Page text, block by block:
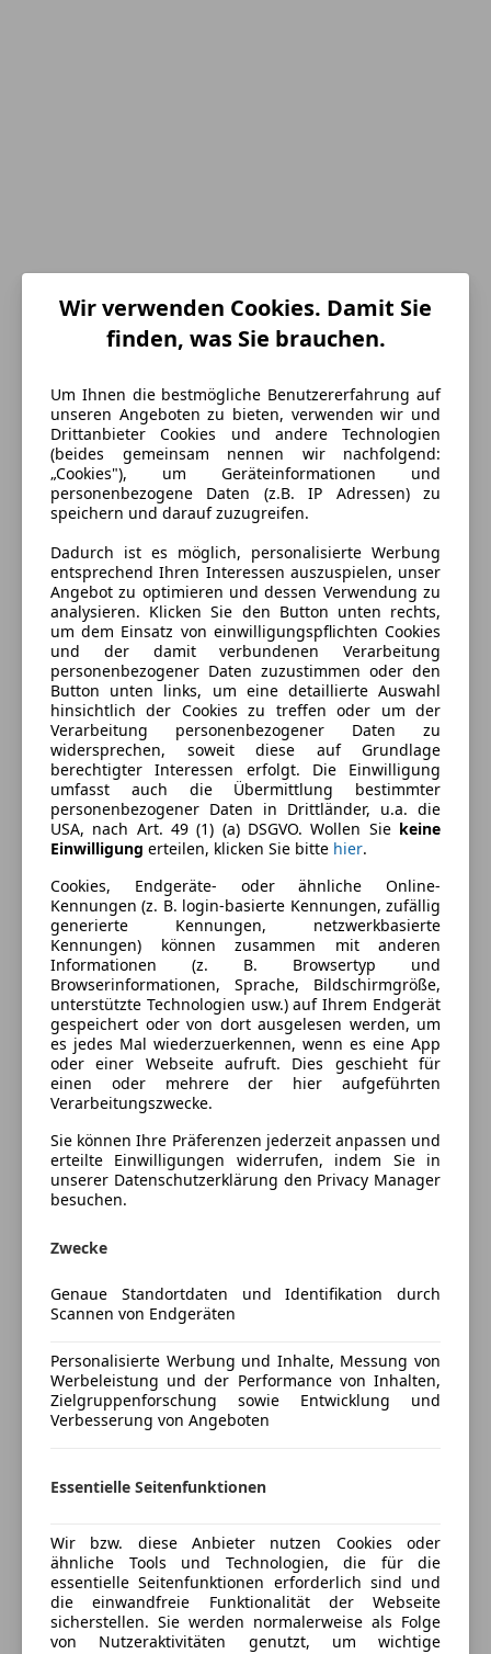
Energieverbrauch
Schadstoffklasse
Euro 6
Kraftstoff
Benzin
CO₂-Emissionen
237 g/km (komb.)
Komfort
4-Zonen-Klimaautomatik
Beheizbares Lenkrad
Einparkhilfe
Einparkhilfe Rückfahrkamera
Einparkhilfe selbstlenkendes System
Einparkhilfe Sensoren hinten
Einparkhilfe Sensoren vorne
Elektrische Heckklappe
Elektrische Sitze
Lederausstattung
Lederlenkrad
Lordosenstütze
Multifunktionslenkrad
Navigationssystem
Panoramadach
Schlüssellose Zentralverriegelung
Sitzbelüftung
Sitzheizung
Tempomat
Unterhaltung/Media
Bluetooth
DAB-Radio
MP3
Soundsystem
Volldigitales Kombiinstrument
Sicherheit
Abstandstempomat
Abstandswarner
Beifahrerairbag
Fahrerairbag
Fernlichtassistent
Geschwindigkeits-begrenzungsanlage
Kopfairbag
Kurvenlicht
Mehr anzeigen
Farbe und Innenausstattung
Außenfarbe
Schwarz
Farbe laut Hersteller
Saphirschwarz
Lackierung
Metallic
Farbe der
Innenausstattung
Schwarz
Innenausstattung Vollleder
Fahrzeugbeschreibung
Sitzbezug
Leder Merino erw. schwarz
E-Mobilität
BMW IconicSounds Electric
Schnell-Laden Wechselstrom
Editionen und Pakete
Comfort-Paket
Dienst)
ConnectedPackage Professional
(laufzeitgebundener Dienst)
M Driver´s Package
Antrieb, Fahrwerk
(Bremssättel Schwarz)
Umwelt, Sicherheit
Abgasnorm EU6 RDE II
Adaptiver LED-Scheinwerfer
Aktiver Fussgängerschutz
Kfz-Versicherung
anpassen
Auto einfach online versichern & Rabatt holen
Jetzt berechnen
Wir verwenden Cookies. Damit Sie
finden, was Sie brauchen.
Um Ihnen die bestmögliche Benutzererfahrung auf
unseren Angeboten zu bieten, verwenden wir und
Drittanbieter Cookies und andere Technologien
(beides gemeinsam nennen wir nachfolgend:
„Cookies"), um Geräteinformationen und
personenbezogene Daten (z.B. IP Adressen) zu
speichern und darauf zuzugreifen.
Dadurch ist es möglich, personalisierte Werbung
entsprechend Ihren Interessen auszuspielen, unser
Angebot zu optimieren und dessen Verwendung zu
analysieren. Klicken Sie den Button unten rechts,
um dem Einsatz von einwilligungspflichten Cookies
und der damit verbundenen Verarbeitung
personenbezogener Daten zuzustimmen oder den
Button unten links, um eine detaillierte Auswahl
hinsichtlich der Cookies zu treffen oder um der
Verarbeitung personenbezogener Daten zu
widersprechen, soweit diese auf Grundlage
berechtigter Interessen erfolgt. Die Einwilligung
umfasst auch die Übermittlung bestimmter
personenbezogener Daten in Drittländer, u.a. die
USA, nach Art. 49 (1) (a) DSGVO. Wollen Sie keine
Einwilligung erteilen, klicken Sie bitte hier.
Cookies, Endgeräte- oder ähnliche Online-
Kennungen (z. B. login-basierte Kennungen, zufällig
generierte Kennungen, netzwerkbasierte
Kennungen) können zusammen mit anderen
Informationen (z. B. Browsertyp und
Browserinformationen, Sprache, Bildschirmgröße,
unterstützte Technologien usw.) auf Ihrem Endgerät
gespeichert oder von dort ausgelesen werden, um
es jedes Mal wiederzuerkennen, wenn es eine App
oder einer Webseite aufruft. Dies geschieht für
einen oder mehrere der hier aufgeführten
Verarbeitungszwecke.
Sie können Ihre Präferenzen jederzeit anpassen und
erteilte Einwilligungen widerrufen, indem Sie in
unserer Datenschutzerklärung den Privacy Manager
besuchen.
Zwecke
Genaue Standortdaten und Identifikation durch
Scannen von Endgeräten
Personalisierte Werbung und Inhalte, Messung von
Werbeleistung und der Performance von Inhalten,
Zielgruppenforschung sowie Entwicklung und
Verbesserung von Angeboten
Essentielle Seitenfunktionen
Wir bzw. diese Anbieter nutzen Cookies oder
ähnliche Tools und Technologien, die für die
essentielle Seitenfunktionen erforderlich sind und
die einwandfreie Funktionalität der Webseite
sicherstellen. Sie werden normalerweise als Folge
von Nutzeraktivitäten genutzt, um wichtige